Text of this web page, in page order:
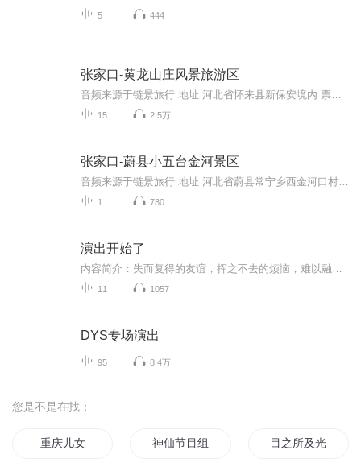
5 444
张家口-黄龙山庄风景旅游区
15 2.5万
张家口-蔚县小五台金河景区
1 780
演出开始了
11 1057
DYS专场演出
95 8.4万
您是不是在找：
重庆儿女 神仙节目组 目之所及光之所向